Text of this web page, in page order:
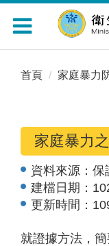
Toggle
navigation
首頁 家庭暴力
家庭暴力
資料來源： 保
建檔日期：
更新時間：
就證據方法，簡